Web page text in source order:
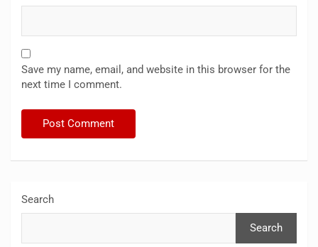
Save my name, email, and website in this browser for the
next time I comment.
Search
Search